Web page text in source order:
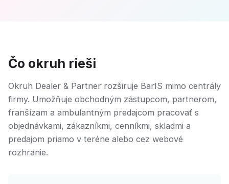
Čo okruh rieši
Okruh Dealer & Partner rozširuje BarIS mimo centrály
firmy. Umožňuje obchodným zástupcom, partnerom,
franšízam a ambulantným predajcom pracovať s
objednávkami, zákazníkmi, cenníkmi, skladmi a
predajom priamo v teréne alebo cez webové
rozhranie.